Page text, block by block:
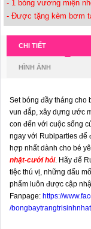
- 1 bóng vương miện
- Được tặng kèm bơm
CHI TIẾT
HÌNH ẢNH
Set bóng đầy tháng cho
vun đắp, xây dựng ước
con đến với cuộc sống
ngay với Rubiparties để
hợp nhất dành cho bé
nhật-cưới hỏi. Hãy để
tiệc thú vị, những dấu
phẩm luôn được cập
Fanpage: https://
/bongbaytrangtrisinhnhat